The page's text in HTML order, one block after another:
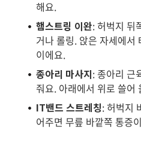
해요.
햄스트링 이완: 허벅지 뒤
거나 롤링. 앉은 자세에서
이에요.
종아리 마사지: 종아리 근
줘요. 아래에서 위로 쓸어
IT밴드 스트레칭: 허벅지
어주면 무릎 바깥쪽 통증